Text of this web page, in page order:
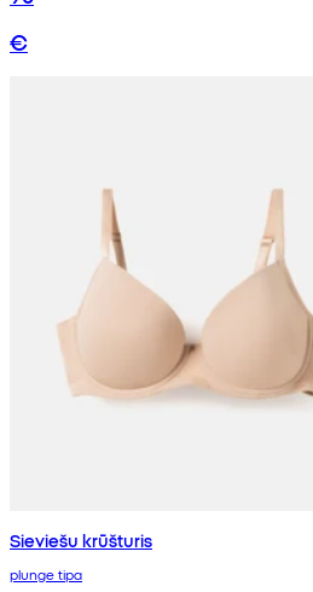
€
Sieviešu krūšturis
plunge tipa